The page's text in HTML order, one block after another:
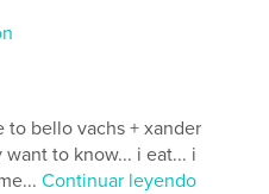
to bello vachs + xander
to know... i eat... i
Continuar leyendo